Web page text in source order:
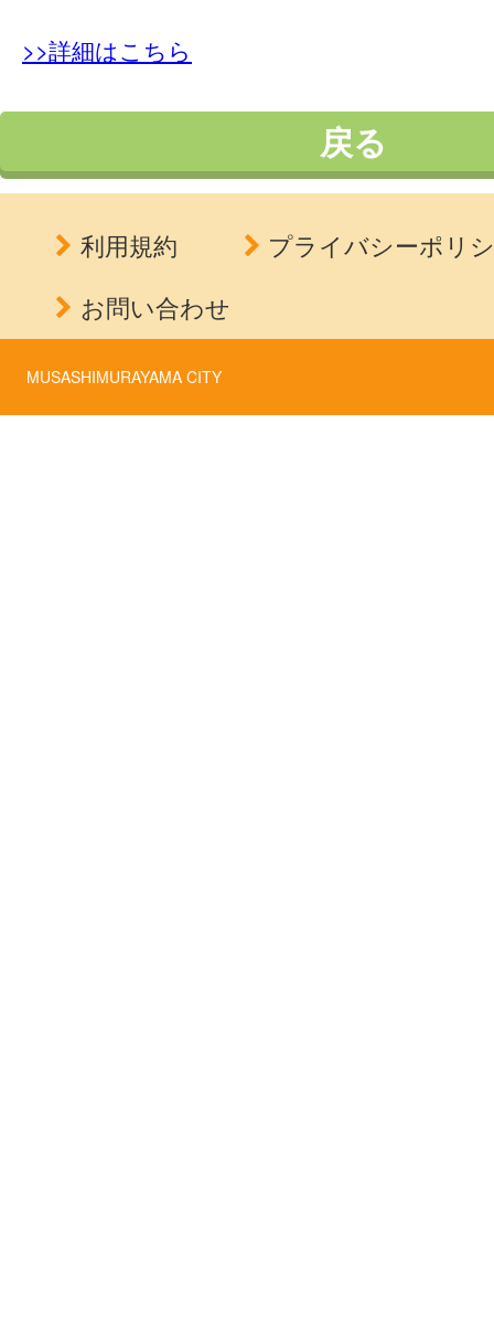
>>詳細はこちら
戻る
利用規約
プライバシーポリ
お問い合わせ
MUSASHIMURAYAMA CITY